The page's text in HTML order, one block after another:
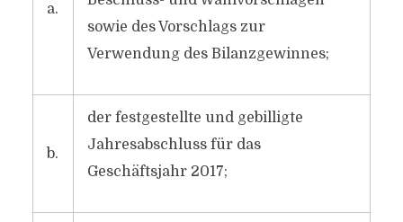
a.
sowie des Vorschlags zur
Verwendung des Bilanzgewinnes;
b.
der festgestellte und gebilligte
Jahresabschluss für das
Geschäftsjahr 2017;